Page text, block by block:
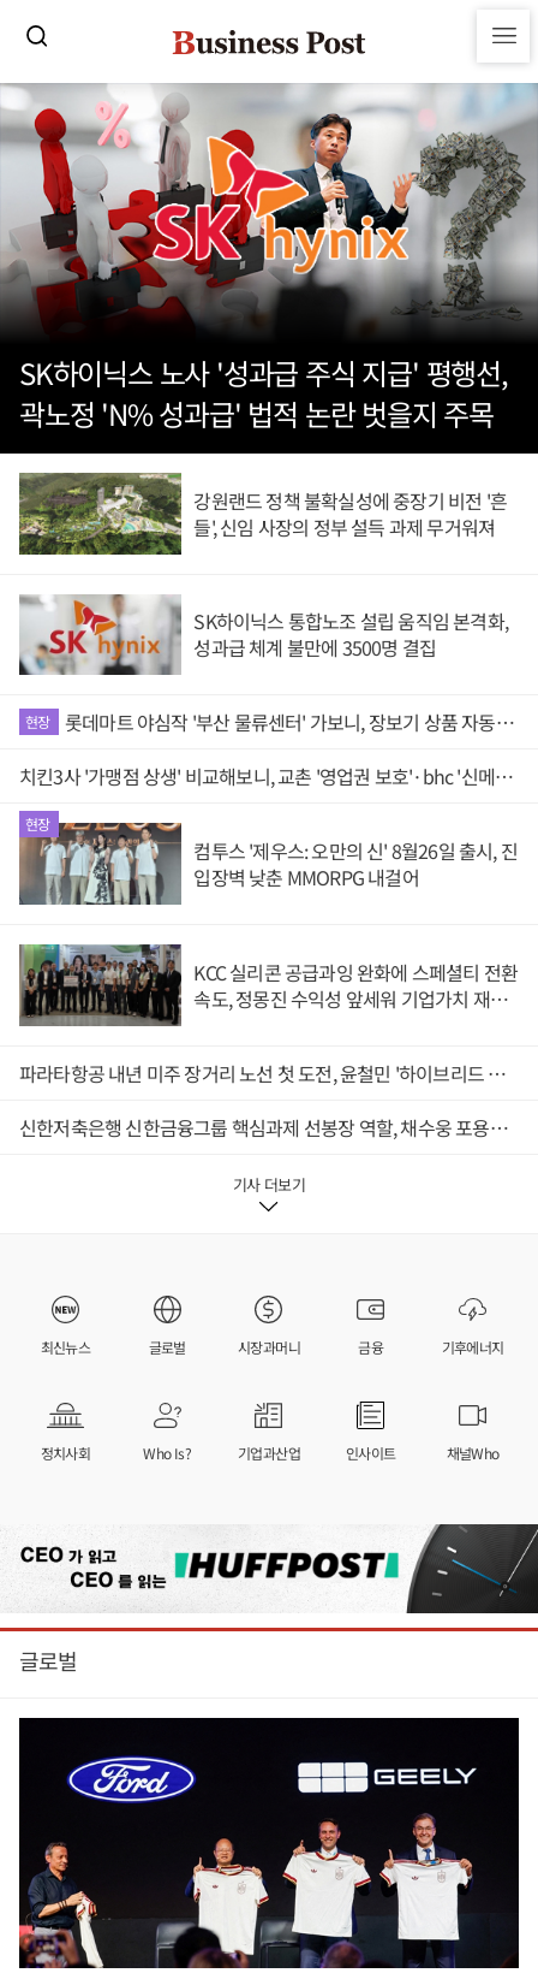
SK하이닉스 노사 '성과급 주식 지급' 평행선,
곽노정 'N% 성과급' 법적 논란 벗을지 주목
강원랜드 정책 불확실성에 중장기 비전 '흔
들', 신임 사장의 정부 설득 과제 무거워져
SK하이닉스 통합노조 설립 움직임 본격화,
성과급 체계 불만에 3500명 결집
현장
롯데마트 야심작 '부산 물류센터' 가보니, 장보기 상품 자동으로 담는 '로봇 400대' 장관
치킨3사 '가맹점 상생' 비교해보니, 교촌 '영업권 보호'·bhc '신메뉴 개발'·BBQ '원가 부담'
현장
컴투스 '제우스: 오만의 신' 8월26일 출시, 진
입장벽 낮춘 MMORPG 내걸어
KCC 실리콘 공급과잉 완화에 스페셜티 전환
속도, 정몽진 수익성 앞세워 기업가치 재평
파라타항공 내년 미주 장거리 노선 첫 도전, 윤철민 '하이브리드 항공사' 승부수 통할까
신한저축은행 신한금융그룹 핵심과제 선봉장 역할, 채수웅 포용금융 이어 AX도 성과
기사 더보기
최신뉴스 글로벌 시장과머니 금융 기후에너지
정치사회 Who Is? 기업과산업 인사이트 채널Who
글로벌